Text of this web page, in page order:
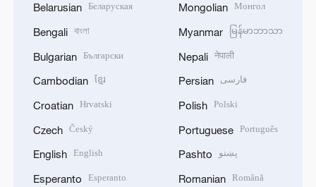
Belarusian Беларуская
Bengali বাংলা
Bulgarian Български
Cambodian ខ្មែរ
Croatian Hrvatski
Czech Český
English English
Esperanto Esperanto
Mongolian Монгол
Myanmar မြန်မာဘာသာ
Nepali नेपाली
Persian فارسی
Polish Polski
Portuguese Português
Pashto پښتو
Romanian Română